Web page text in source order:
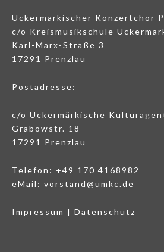
Uckermärkischer Konzertchor
c/o Kreismusikschule
Karl-Marx-Straße 3
17291 Prenzlau
Postadresse:
c/o Uckermärkische
Grabowstr. 18
17291 Prenzlau
Telefon: +49 170 4168982
eMail: vorstand@umkc.de
Impressum | Datenschutz